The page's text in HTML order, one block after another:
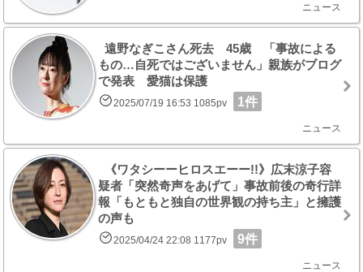
ニュース
遠野なぎこさん死去 45歳 「事故による
もの…自死ではございません」親族がブログ
で発表 愛猫は保護
2025/07/19 16:53 1085pv 1件
ニュース
《ワタシーーヒロスエーー!!》広末涼子容
疑者「突然奇声をあげて」事故前後の奇行詳
報「もともと独自の世界観の持ち主」と擁護
の声も
2025/04/24 22:08 1177pv 9件
ニュース